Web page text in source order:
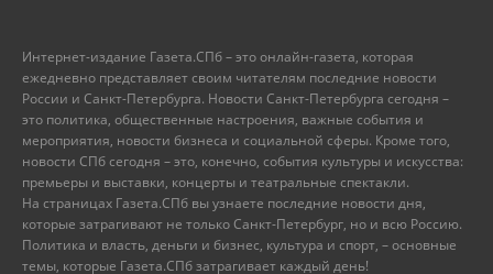
Интернет-издание Газета.СПб – это онлайн-газета, которая
ежедневно представляет своим читателям последние новости
России и Санкт-Петербурга. Новости Санкт-Петербурга сегодня –
это политика, общественные настроения, важные события и
мероприятия, новости бизнеса и социальной сферы. Кроме того,
новости СПб сегодня – это, конечно, события культуры и искусства:
премьеры и выставки, концерты и театральные спектакли.
На страницах Газета.СПб вы узнаете последние новости дня,
которые затрагивают не только Санкт-Петербург, но и всю Россию.
Политика и власть, деньги и бизнес, культура и спорт, – основные
темы, которые Газета.СПб затрагивает каждый день!